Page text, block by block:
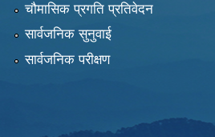
चौमासिक प्रगति प्रतिवेदन
सार्वजनिक सुनुवाई
सार्वजनिक परीक्षण